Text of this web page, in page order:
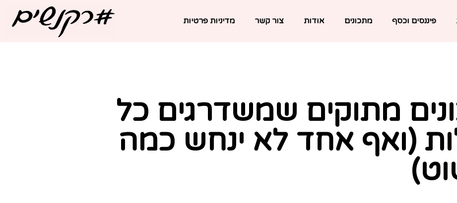
פיננסים וכסף מתכונים אודות צור קשר מדיניות פרטיות
מתוקים שמשדרגים כל
(ואף אחד לא ינחש כמה